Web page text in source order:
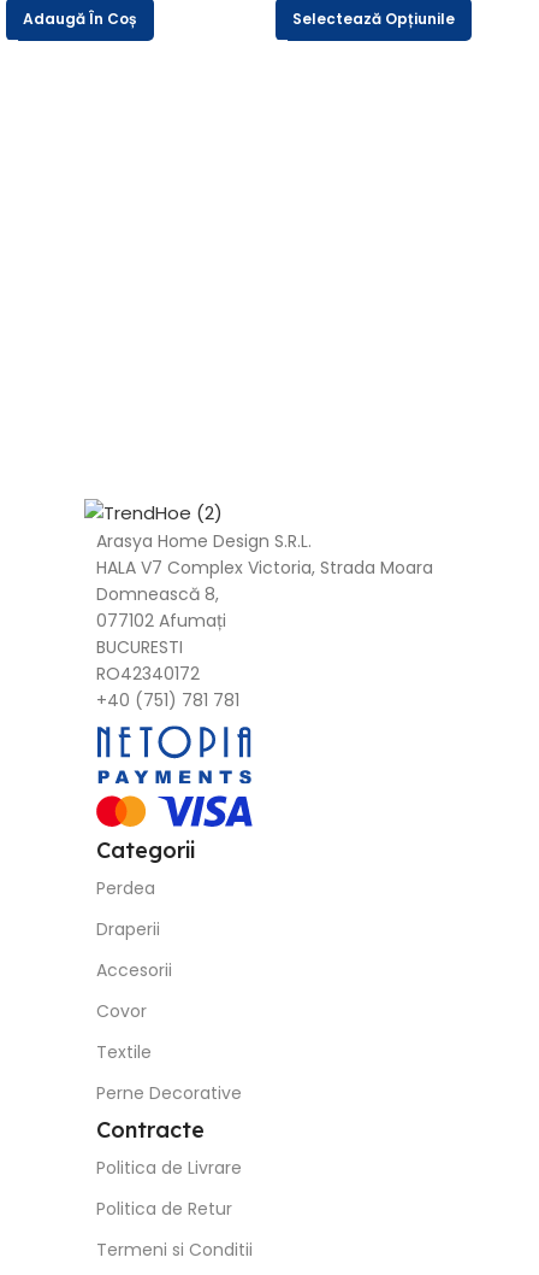
Adaugă În Coș Selectează Opțiunile
Arasya Home Design S.R.L.
HALA V7 Complex Victoria, Strada Moara
Domnească 8,
077102 Afumați
BUCURESTI
RO42340172
+40 (751) 781 781
Categorii
Perdea
Draperii
Accesorii
Covor
Textile
Perne Decorative
Contracte
Politica de Livrare
Politica de Retur
Termeni si Conditii